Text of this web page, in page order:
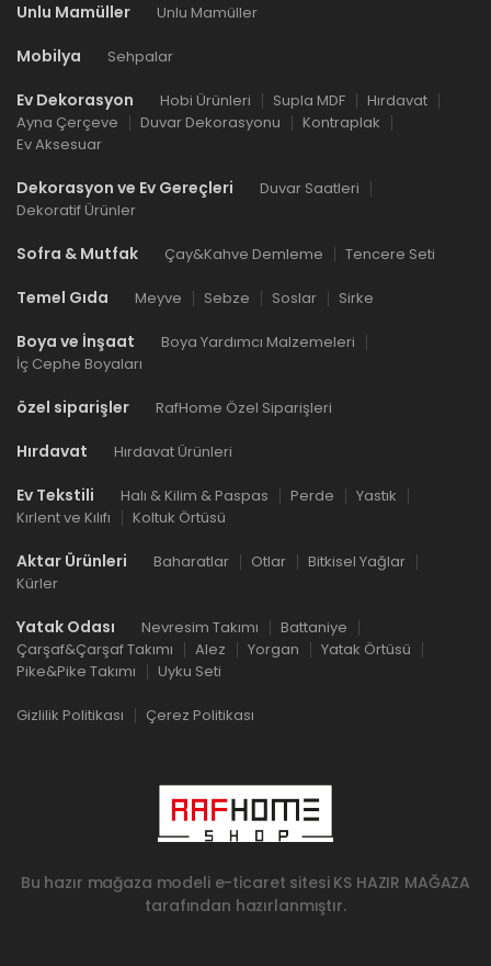
Unlu Mamüller Unlu Mamüller
Mobilya Sehpalar
Ev Dekorasyon Hobi Ürünleri Supla MDF
Hırdavat
Ayna Çerçeve
Duvar Dekorasyonu
Kontraplak
Ev Aksesuar
Dekorasyon ve Ev Gereçleri
Duvar Saatleri
Dekoratif Ürünler
Sofra & Mutfak Çay&Kahve Demleme Tencere Seti
Temel Gıda Meyve Sebze Soslar Sirke
Boya ve İnşaat
Boya Yardımcı Malzemeleri
İç Cephe Boyaları
özel siparişler RafHome Özel Siparişleri
Hırdavat Hırdavat Ürünleri
Ev Tekstili Halı & Kilim & Paspas Perde
Yastık
Kırlent ve Kılıfı
Koltuk Örtüsü
Aktar Ürünleri Baharatlar Otlar
Bitkisel Yağlar
Kürler
Yatak Odası Nevresim Takımı
Battaniye
Çarşaf&Çarşaf Takımı
Alez Yorgan
Yatak Örtüsü
Pike&Pike Takımı
Uyku Seti
Gizlilik Politikası Çerez Politikası
Bu hazır mağaza modeli e-ticaret sitesi KS HAZIR MAĞAZA
tarafından hazırlanmıştır.